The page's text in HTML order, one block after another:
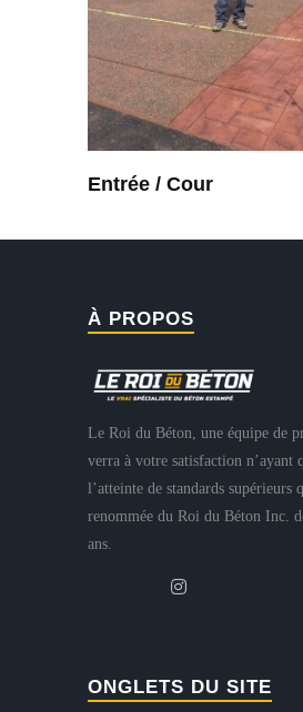
Entrée / Cour
À PROPOS
Le Roi du Béton, une équipe de
verra à votre satisfaction n’ayant
l’atteinte de standards supérieurs
renommée du Roi du Béton Inc.
ans.
ONGLETS DU SITE